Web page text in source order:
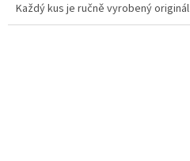
Každý kus je ručně vyrobený originál